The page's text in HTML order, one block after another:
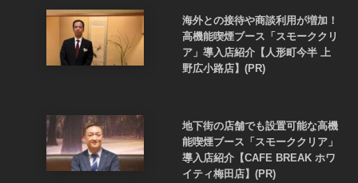
海外との接待や商談利用が増加！
高機能喫煙ブース「スモーククリ
ア」導入店紹介【人形町今半 上
野広小路店】(PR)
地下街の店舗でも設置可能な高機
能喫煙ブース「スモーククリア」
導入店紹介【CAFE BREAK ホワ
イティ梅田店】(PR)